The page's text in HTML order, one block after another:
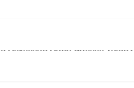
Dukungan Dana Bangun Youth